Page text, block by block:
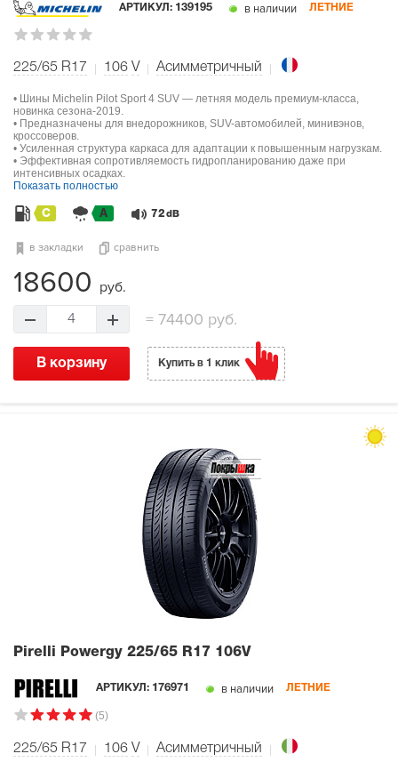
АРТИКУЛ: 139195 в наличии ЛЕТНИЕ
225/65 R17 106 V Асимметричный
• Шины Michelin Pilot Sport 4 SUV — летняя модель премиум-класса,
новинка сезона-2019.
• Предназначены для внедорожников, SUV-автомобилей, минивэнов,
кроссоверов.
• Усиленная структура каркаса для адаптации к повышенным нагрузкам.
• Эффективная сопротивляемость гидропланированию даже при
интенсивных осадках.
Показать полностью
C A 72 dB
в закладки сравнить
18600 руб.
4 = 74400 руб.
В корзину Купить в 1 клик
Pirelli Powergy 225/65 R17 106V
АРТИКУЛ: 176971 в наличии ЛЕТНИЕ
(5)
225/65 R17 106 V Асимметричный